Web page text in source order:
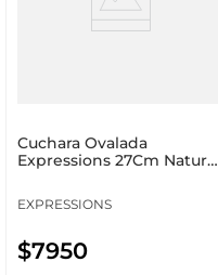
Cuchara Ovalada
Expressions 27Cm Natural
EXPRESSIONS
$7950